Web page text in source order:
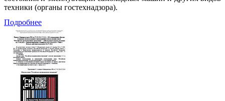
техники (органы гостехнадзора).
Подробнее